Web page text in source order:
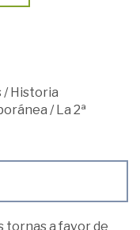
/Historia
/La 2ª
tornas a favor de